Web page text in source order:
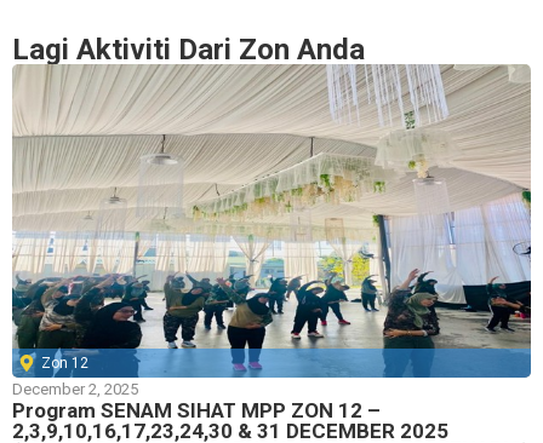
Lagi Aktiviti Dari Zon Anda
Zon 12
December 2, 2025
Program SENAM SIHAT MPP ZON 12 –
2,3,9,10,16,17,23,24,30 & 31 DECEMBER 2025